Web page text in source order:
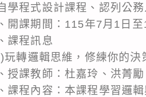
學程式設計課程、認列公
開課期間：115年7月1日至
課程訊息
玩轉邏輯思維，修練你的
授課教師：杜嘉玲、洪菁
課程內容：本課程學習邏